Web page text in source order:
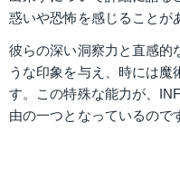
惑いや恐怖を感じることが
彼らの深い洞察力と直感的
うな印象を与え、時には魔
す。この特殊な能力が、
由の一つとなっているので